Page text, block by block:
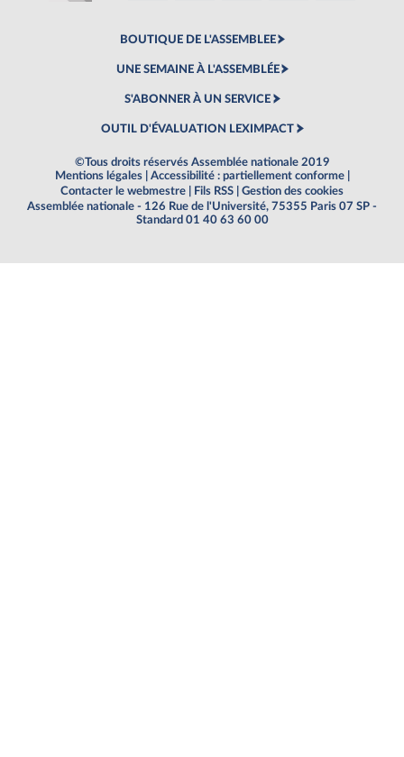
BOUTIQUE DE L'ASSEMBLEE
UNE SEMAINE À L'ASSEMBLÉE
S'ABONNER À UN SERVICE
OUTIL D'ÉVALUATION LEXIMPACT
©Tous droits réservés Assemblée nationale 2019
Mentions légales
Accessibilité : partiellement conforme
Contacter le webmestre
Fils RSS
Gestion des cookies
Assemblée nationale - 126 Rue de l'Université, 75355 Paris 07 SP -
Standard 01 40 63 60 00